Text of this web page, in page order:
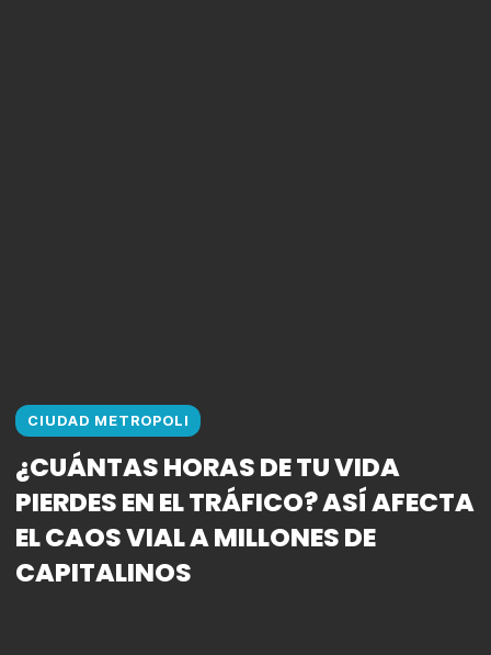
CIUDAD METROPOLI
¿CUÁNTAS HORAS DE TU VIDA
PIERDES EN EL TRÁFICO? ASÍ AFECTA
EL CAOS VIAL A MILLONES DE
CAPITALINOS